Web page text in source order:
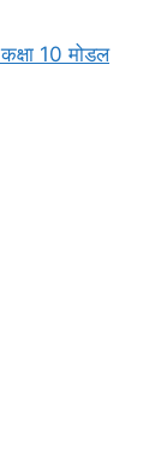
10 मोडल